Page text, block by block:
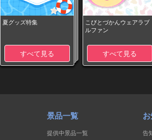
夏グッズ特集
すべて見る
こびとづかんウェアラブ
ルファン
すべて見る
景品一覧
提供中景品一覧
告